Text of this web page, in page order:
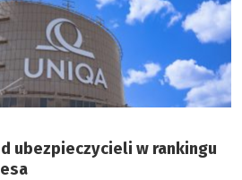
ubezpieczycieli w rankingu